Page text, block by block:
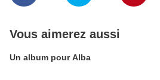
Vous aimerez aussi
Un album pour Alba